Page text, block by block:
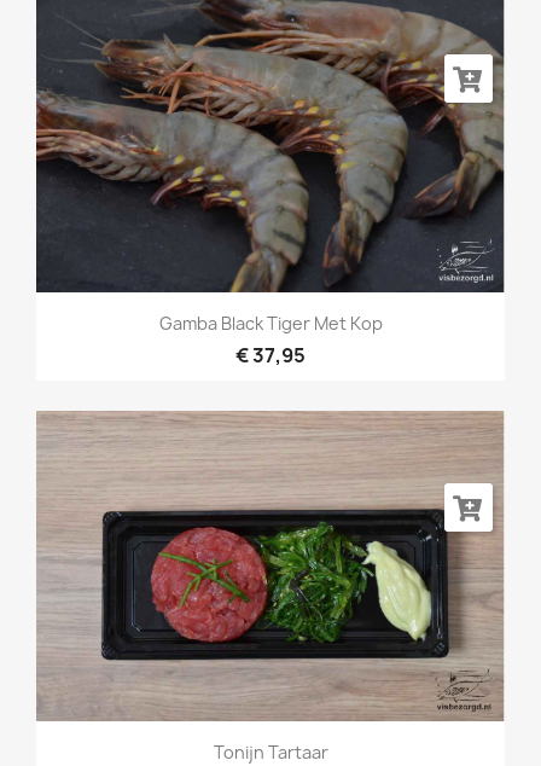
Gamba Black Tiger Met Kop
€ 37,95
Tonijn Tartaar